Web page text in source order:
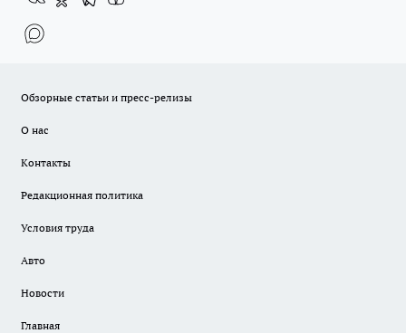
Обзорные статьи и пресс-релизы
О нас
Контакты
Редакционная политика
Условия труда
Авто
Новости
Главная